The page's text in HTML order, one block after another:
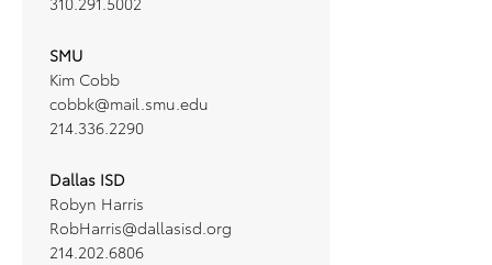
SMU
Kim Cobb
cobbk@mail.smu.edu
214.336.2290
Dallas ISD
Robyn Harris
RobHarris@dallasisd.org
214.202.6806